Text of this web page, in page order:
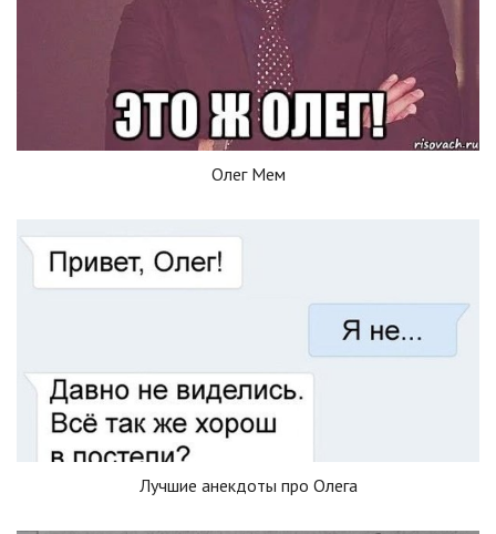
Олег Мем
Лучшие анекдоты про Олега